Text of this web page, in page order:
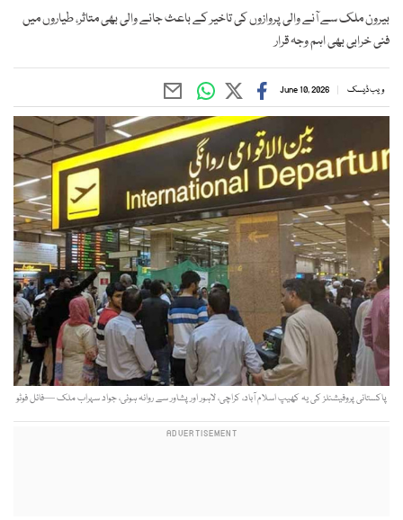
بیرون ملک سے آنے والی پروازوں کی تاخیر کے باعث جانے والی بھی متاثر، طیاروں میں
فنی خرابی بھی اہم وجہ قرار
ویب ڈیسک June 10, 2026
پاکستانی پروفیشنلز کی یہ کھیپ اسلام آباد، کراچی، لاہور اور پشاور سے روانہ ہوئی، جواد سہراب ملک —فائل فوٹو